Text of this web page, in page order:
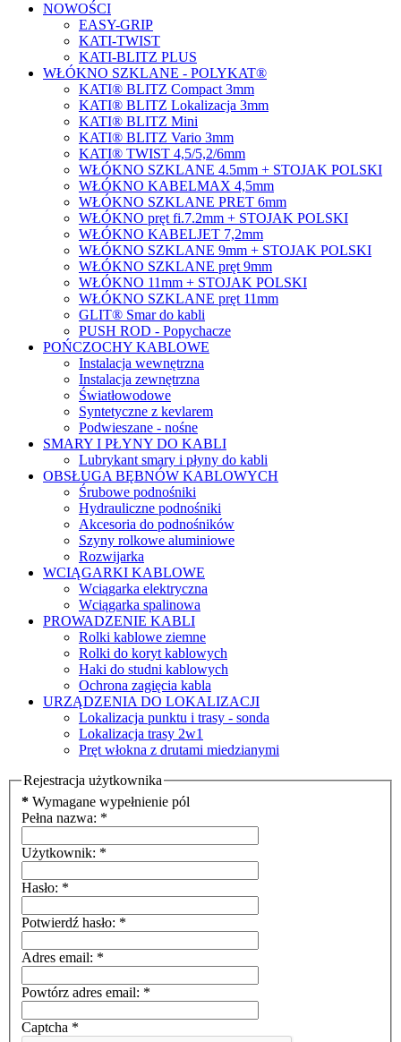
NOWOŚCI
EASY-GRIP
KATI-TWIST
KATI-BLITZ PLUS
WŁÓKNO SZKLANE - POLYKAT®
KATI® BLITZ Compact 3mm
KATI® BLITZ Lokalizacja 3mm
KATI® BLITZ Mini
KATI® BLITZ Vario 3mm
KATI® TWIST 4,5/5,2/6mm
WŁÓKNO SZKLANE 4.5mm + STOJAK POLSKI
WŁÓKNO KABELMAX 4,5mm
WŁÓKNO SZKLANE PRET 6mm
WŁÓKNO pręt fi.7.2mm + STOJAK POLSKI
WŁÓKNO KABELJET 7,2mm
WŁÓKNO SZKLANE 9mm + STOJAK POLSKI
WŁÓKNO SZKLANE pręt 9mm
WŁÓKNO 11mm + STOJAK POLSKI
WŁÓKNO SZKLANE pręt 11mm
GLIT® Smar do kabli
PUSH ROD - Popychacze
POŃCZOCHY KABLOWE
Instalacja wewnętrzna
Instalacja zewnętrzna
Światłowodowe
Syntetyczne z kevlarem
Podwieszane - nośne
SMARY I PŁYNY DO KABLI
Lubrykant smary i płyny do kabli
OBSŁUGA BĘBNÓW KABLOWYCH
Śrubowe podnośniki
Hydrauliczne podnośniki
Akcesoria do podnośników
Szyny rolkowe aluminiowe
Rozwijarka
WCIĄGARKI KABLOWE
Wciągarka elektryczna
Wciągarka spalinowa
PROWADZENIE KABLI
Rolki kablowe ziemne
Rolki do koryt kablowych
Haki do studni kablowych
Ochrona zagięcia kabla
URZĄDZENIA DO LOKALIZACJI
Lokalizacja punktu i trasy - sonda
Lokalizacja trasy 2w1
Pręt włokna z drutami miedzianymi
Rejestracja użytkownika
* Wymagane wypełnienie pól
Pełna nazwa: *
Użytkownik: *
Hasło: *
Potwierdź hasło: *
Adres email: *
Powtórz adres email: *
Captcha *